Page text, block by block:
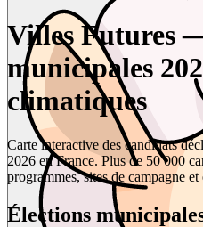
Villes Futures
municipales
climatiques
Carte interactive des candidats
2026 en France. Plus de 50 000
programmes, sites de campagne
Élections